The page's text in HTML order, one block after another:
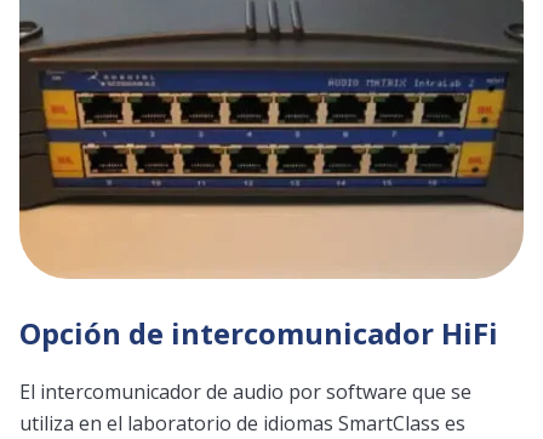
Opción de intercomunicador HiFi
El intercomunicador de audio por software que se
utiliza en el laboratorio de idiomas SmartClass es